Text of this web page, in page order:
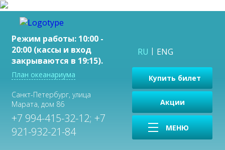
Режим работы: 10:00 -
20:00 (кассы и вход
закрываются в 19:15).
План океанариума
Санкт-Петербург, улица
Марата, дом 86
+7 994-415-32-12; +7
921-932-21-84
RU ENG
Купить билет
Акции
МЕНЮ